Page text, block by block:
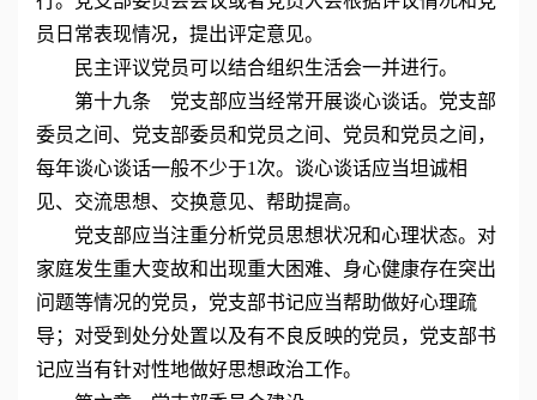
员日常表现情况，提出评定意见。
民主评议党员可以结合组织生活会一并进行。
第十九条 党支部应当经常开展谈心谈话。党支部
委员之间、党支部委员和党员之间、党员和党员之间，
每年谈心谈话一般不少于1次。谈心谈话应当坦诚相
见、交流思想、交换意见、帮助提高。
党支部应当注重分析党员思想状况和心理状态。对
家庭发生重大变故和出现重大困难、身心健康存在突出
问题等情况的党员，党支部书记应当帮助做好心理疏
导；对受到处分处置以及有不良反映的党员，党支部书
记应当有针对性地做好思想政治工作。